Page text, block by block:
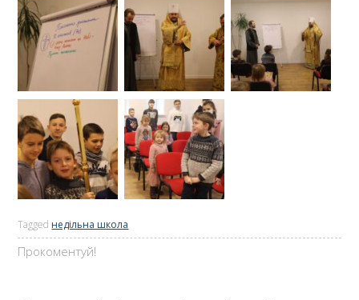
Tagged недільна школа
Прокоментуй!